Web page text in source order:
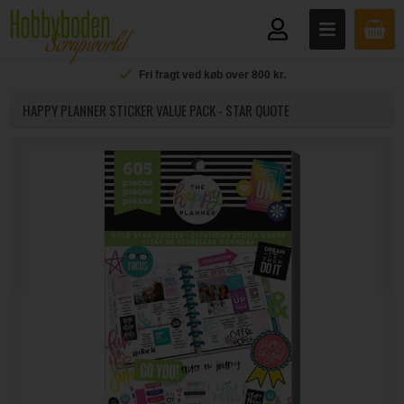
Fri fragt ved køb over 800 kr.
HAPPY PLANNER STICKER VALUE PACK - STAR QUOTE